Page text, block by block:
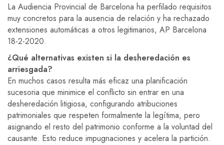
La Audiencia Provincial de Barcelona ha perfilado requisitos
muy concretos para la ausencia de relación y ha rechazado
extensiones automáticas a otros legitimarios, AP Barcelona
18-2-2020.
¿Qué alternativas existen si la desheredación es
arriesgada?
En muchos casos resulta más eficaz una planificación
sucesoria que minimice el conflicto sin entrar en una
desheredación litigiosa, configurando atribuciones
patrimoniales que respeten formalmente la legítima, pero
asignando el resto del patrimonio conforme a la voluntad del
causante. Esto reduce impugnaciones y acelera la partición.